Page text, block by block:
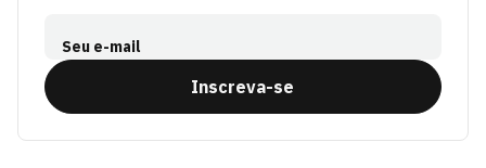
Seu e-mail
Inscreva-se